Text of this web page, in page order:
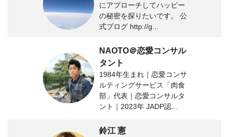
にアプローチしてハッピー
の秘密を探りたいです。 公
式ブログ http://g...
NAOTO＠恋愛コンサル
タント
1984年生まれ｜恋愛コンサ
ルティングサービス「肉食
部」代表｜恋愛コンサルタ
ント｜2023年 JADP認...
鈴江 憲